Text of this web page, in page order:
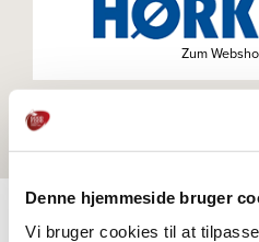
Denne hjemmeside bruger
Vi bruger cookies til at
Zum